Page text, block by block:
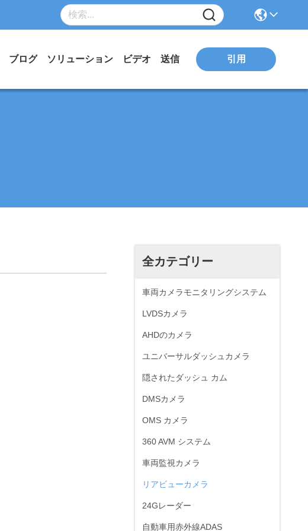
ブログ ソリューション ビデオ 送信 引用
全カテゴリー
車両カメラモニタリングシステム
LVDSカメラ
AHDのカメラ
ユニバーサルダッシュカメラ
隠されたダッシュ カム
DMSカメラ
OMS カメラ
360 AVM システム
車両監視カメラ
リアビューカメラ
24Gレーダー
自動車用赤外線ADAS